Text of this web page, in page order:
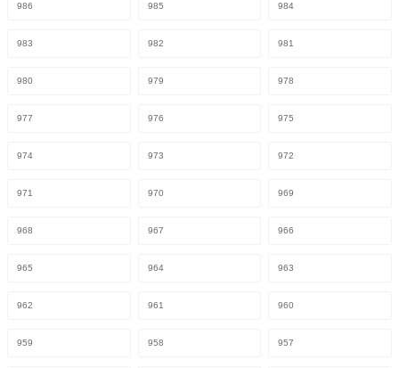
986 985 984
983 982 981
980 979 978
977 976 975
974 973 972
971 970 969
968 967 966
965 964 963
962 961 960
959 958 957